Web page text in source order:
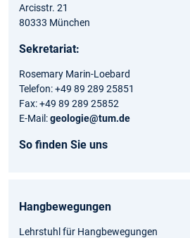
Arcisstr. 21
80333 München
Sekretariat:
Rosemary Marin-Loebard
Telefon: +49 89 289 25851
Fax: +49 89 289 25852
E-Mail:geologie@tum.de
So finden Sie uns
Hangbewegungen
Lehrstuhl für Hangbewegungen